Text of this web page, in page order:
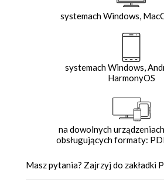
systemach Windows,
systemach Windows,
HarmonyOS
na dowolnych
obsługujących formaty:
Masz pytania? Zajrzyj do zakładki